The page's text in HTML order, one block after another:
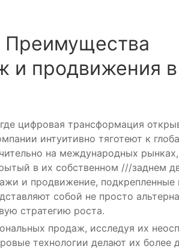
Преимущества
и продвижения в
цифровая трансформация
интуитивно тяготеют к
на международных
в их собственном ///заднем
и продвижение,
собой не просто
стратегию роста.
продаж, исследуя их
технологии делают их более